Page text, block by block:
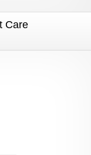
Care